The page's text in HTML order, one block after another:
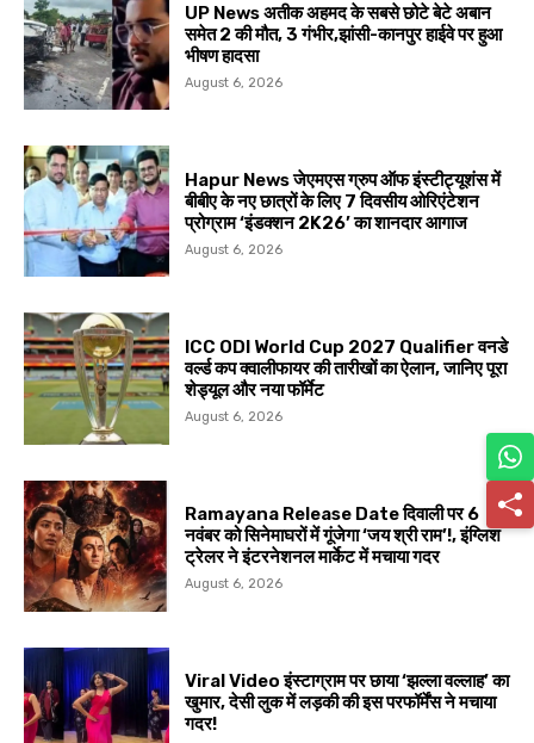
UP News अतीक अहमद के सबसे छोटे बेटे अबान
समेत 2 की मौत, 3 गंभीर,झांसी-कानपुर हाईवे पर हुआ
भीषण हादसा
August 6, 2026
Hapur News जेएमएस ग्रुप ऑफ इंस्टीट्यूशंस में
बीबीए के नए छात्रों के लिए 7 दिवसीय ओरिएंटेशन
प्रोग्राम ‘इंडक्शन 2K26’ का शानदार आगाज
August 6, 2026
ICC ODI World Cup 2027 Qualifier वनडे
वर्ल्ड कप क्वालीफायर की तारीखों का ऐलान, जानिए पूरा
शेड्यूल और नया फॉर्मेट
August 6, 2026
Ramayana Release Date दिवाली पर 6
नवंबर को सिनेमाघरों में गूंजेगा ‘जय श्री राम’!, इंग्लिश
ट्रेलर ने इंटरनेशनल मार्केट में मचाया गदर
August 6, 2026
Viral Video इंस्टाग्राम पर छाया ‘झल्ला वल्लाह’ का
खुमार, देसी लुक में लड़की की इस परफॉर्मेंस ने मचाया
गदर!